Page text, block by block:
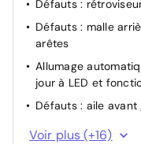
Défauts :
Défauts : malle
arêtes
Allumage
jour à LED et
Défauts : aile
Pneumatiques :
Voir plus (+16)